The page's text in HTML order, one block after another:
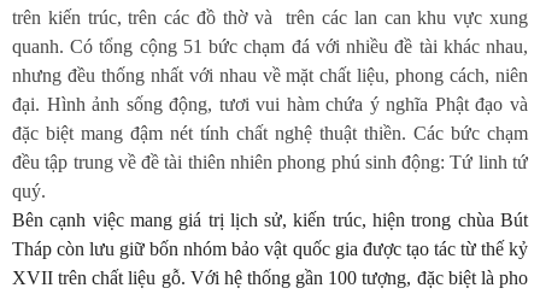
trên kiến trúc, trên các đồ thờ và trên các lan can khu vực xung
quanh. Có tổng cộng 51 bức chạm đá với nhiều đề tài khác nhau,
nhưng đều thống nhất với nhau về mặt chất liệu, phong cách, niên
đại. Hình ảnh sống động, tươi vui hàm chứa ý nghĩa Phật đạo và
đặc biệt mang đậm nét tính chất nghệ thuật thiền. Các bức chạm
đều tập trung về đề tài thiên nhiên phong phú sinh động: Tứ linh tứ
quý.
Bên cạnh việc mang giá trị lịch sử, kiến trúc, hiện trong chùa Bút
Tháp còn lưu giữ bốn nhóm bảo vật quốc gia được tạo tác từ thế kỷ
XVII trên chất liệu gỗ. Với hệ thống gần 100 tượng, đặc biệt là pho